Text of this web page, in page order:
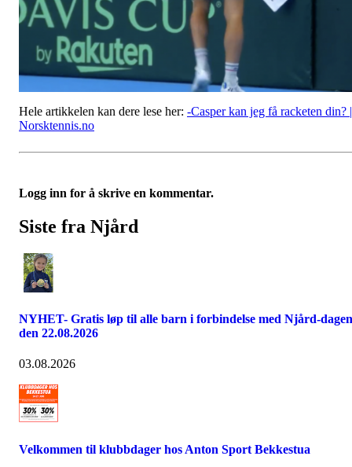
Hele artikkelen kan dere lese her: -Casper kan jeg få racketen din? |
Norsktennis.no
Logg inn for å skrive en kommentar.
Siste fra Njård
NYHET- Gratis løp til alle barn i forbindelse med Njård-dagen
den 22.08.2026
03.08.2026
Velkommen til klubbdager hos Anton Sport Bekkestua